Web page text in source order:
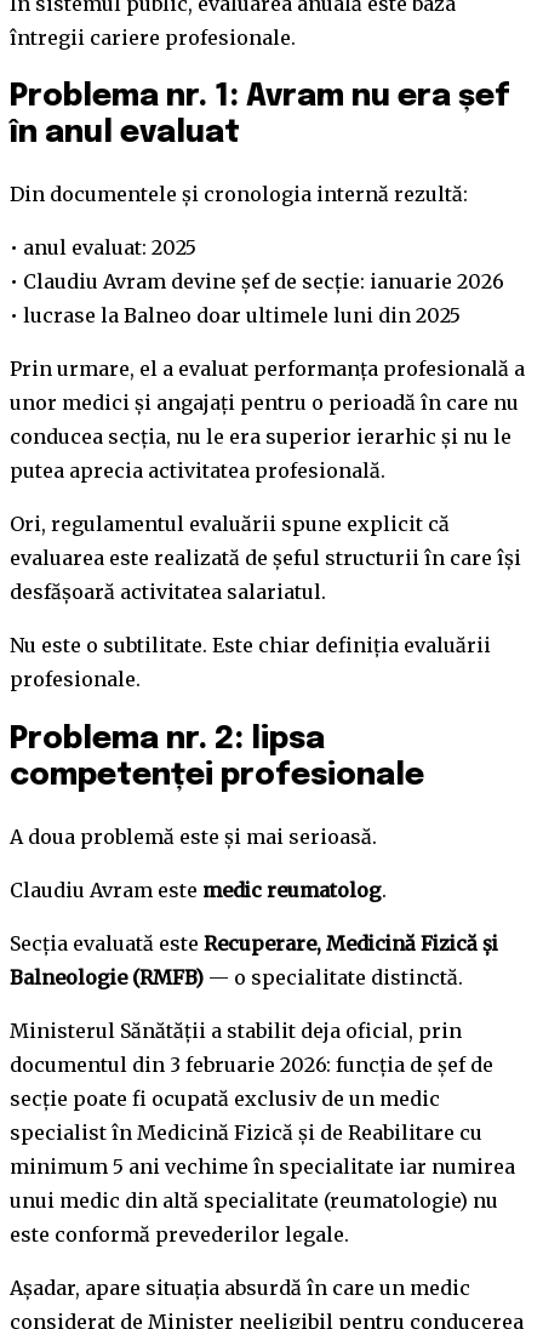
întregii cariere profesionale.
Problema nr. 1: Avram nu era șef
în anul evaluat
Din documentele și cronologia internă rezultă:
• anul evaluat: 2025
• Claudiu Avram devine șef de secție: ianuarie 2026
• lucrase la Balneo doar ultimele luni din 2025
Prin urmare, el a evaluat performanța profesională a
unor medici și angajați pentru o perioadă în care nu
conducea secția, nu le era superior ierarhic și nu le
putea aprecia activitatea profesională.
Ori, regulamentul evaluării spune explicit că
evaluarea este realizată de șeful structurii în care își
desfășoară activitatea salariatul.
Nu este o subtilitate. Este chiar definiția evaluării
profesionale.
Problema nr. 2: lipsa
competenței profesionale
A doua problemă este și mai serioasă.
Claudiu Avram este medic reumatolog.
Secția evaluată este Recuperare, Medicină Fizică și
Balneologie (RMFB) — o specialitate distinctă.
Ministerul Sănătății a stabilit deja oficial, prin
documentul din 3 februarie 2026: funcția de șef de
secție poate fi ocupată exclusiv de un medic
specialist în Medicină Fizică și de Reabilitare cu
minimum 5 ani vechime în specialitate iar numirea
unui medic din altă specialitate (reumatologie) nu
este conformă prevederilor legale.
Așadar, apare situația absurdă în care un medic
considerat de Minister neeligibil pentru conducerea